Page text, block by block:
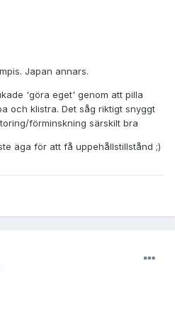
Japan annars.
'göra eget' genom att pilla
och klistra. Det såg riktigt snyggt
förminskning särskilt bra
äga för att få uppehållstillstånd ;)